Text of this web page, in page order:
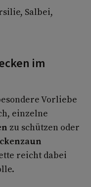
Salbei,
im
Vorliebe
einzelne
zu schützen oder
reicht dabei